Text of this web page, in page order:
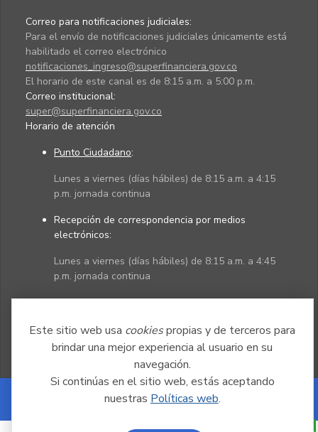
Este sitio web usa cookiespropias y de terceros para
brindar una mejor experiencia al usuario en su
navegación.
Si continúas en el sitio web, estás aceptando
nuestras Políticas web.
Correo para notificaciones judiciales:
Para el envío de notificaciones judiciales únicamente está
habilitado el correo electrónico
notificaciones_ingreso@superfinanciera.gov.co
El horario de este canal es de 8:15 a.m. a 5:00 p.m.
Correo institucional:
super@superfinanciera.gov.co
Horario de atención
Punto Ciudadano:
Lunes a viernes (días hábiles) de 8:15 a.m. a 4:15
p.m. jornada continua
Recepción de correspondencia por medios
electrónicos:
Lunes a viernes (días hábiles) de 8:15 a.m. a 4:45
p.m. jornada continua
Powered by Nexura